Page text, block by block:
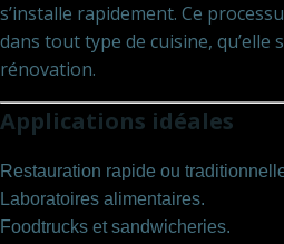
s’installe rapidement. Ce
dans tout type de cuisine, qu’elle
rénovation.
Applications idéales
Restauration rapide ou
Laboratoires alimentaires.
Foodtrucks et sandwicheries.